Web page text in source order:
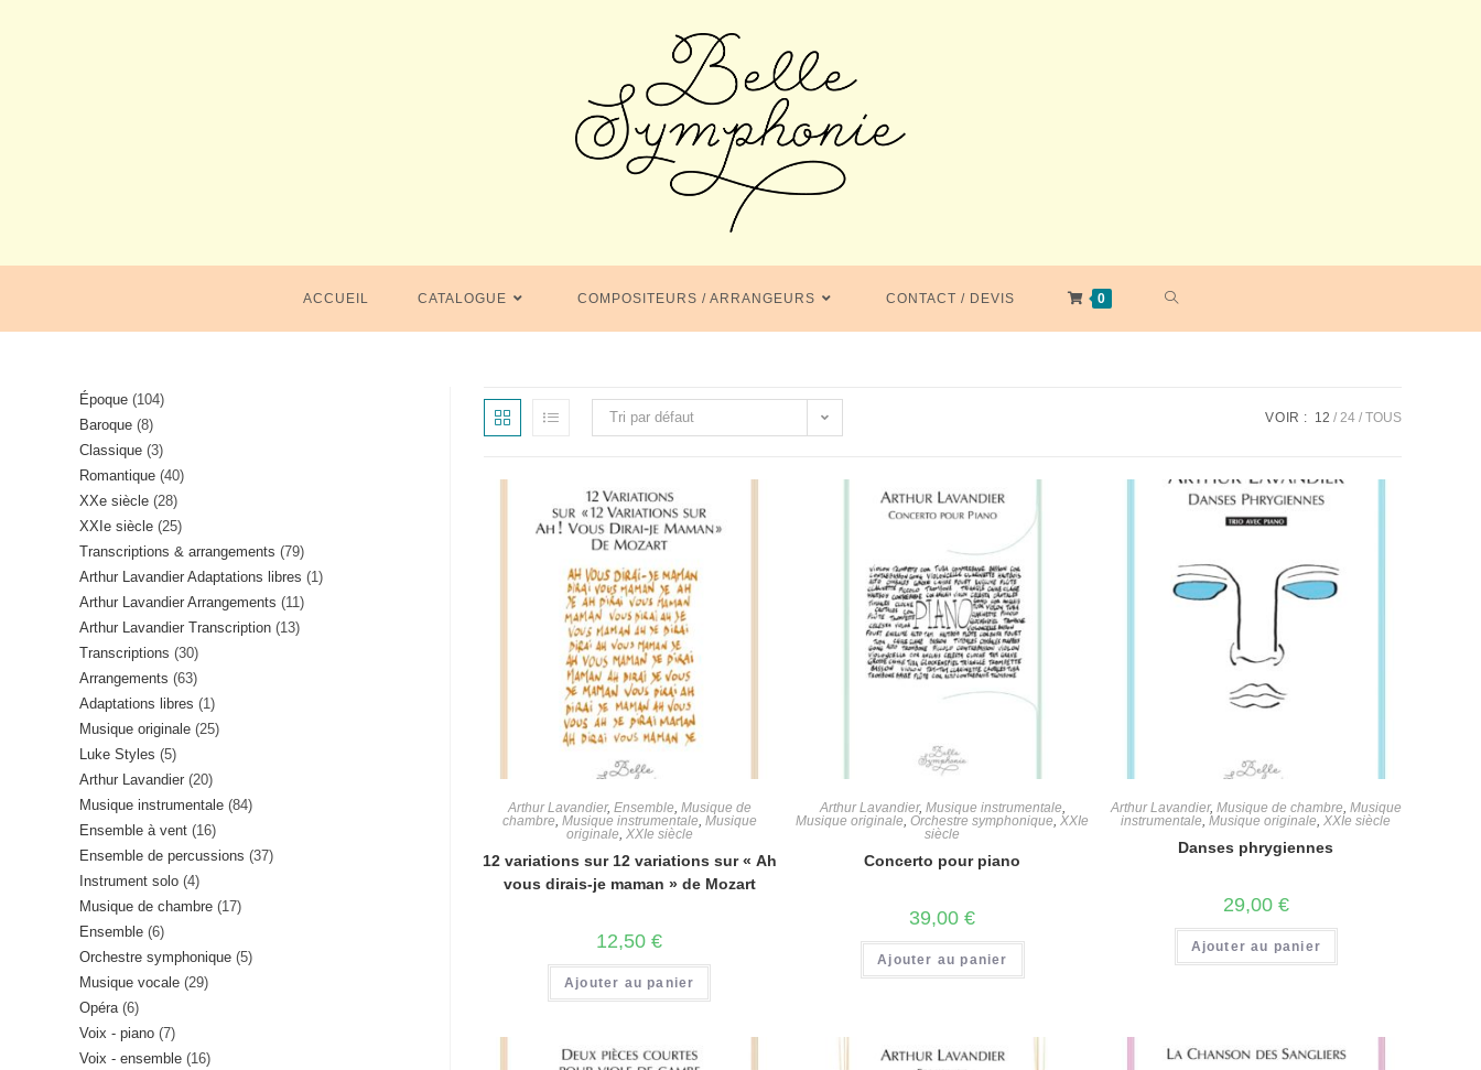
ACCUEIL CATALOGUE COMPOSITEURS / ARRANGEURS CONTACT / DEVIS 0 TOGGLE
Tri par défaut VOIR : 12 24 TOUS
Arthur Lavandier, Ensemble Musique de
chambre Musique instrumentale Musique
originale XXIe siècle
12 variations sur 12 variations sur « Ah
vous dirais-je maman » de Mozart
12,50€
Ajouter au panier
Arthur Lavandier, Musique instrumentale
Musique originale ,Orchestre symphonique XXIe
siècle
Concerto pour piano
39,00€
Ajouter au panier
Arthur Lavandier, Musique de chambre Musique
instrumentale ,Musique originale XXIe siècle
Danses phrygiennes
29,00 €
Ajouter au panier
Époque 104104
Baroque 88
produits
Classique 33
produits
Romantique 4040
XXe siècle 2828
produits
XXIe siècle 2525
produits
Transcriptions & arrangements 7979
produits
Arthur Lavandier Adaptations libres 1 1
Arthur Lavandier Arrangements 11 11
produits
Arthur Lavandier Transcription 1313
Transcriptions 3030
produits
Arrangements 6363
produits
Adaptations libres 1 1
produit
Musique originale 2525
Luke Styles 55
produits
Arthur Lavandier 2020
produits
Musique instrumentale 8484
Ensemble à vent 1616
produits
Ensemble de percussions 3737
Instrument solo 44
produits
Musique de chambre 1717
Ensemble 66
produits
Orchestre symphonique 55
Musique vocale 2929
Opéra 66
produits
Voix - piano 77
produits
Voix - ensemble 1616